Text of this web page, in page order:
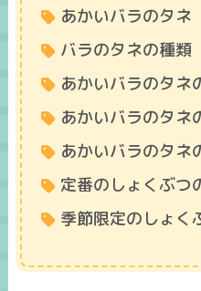
あかいバラのタネ
バラのタネの種類
あかいバラのタネ
あかいバラのタネ
あかいバラのタネ
定番のしょくぶつ
季節限定のしょく